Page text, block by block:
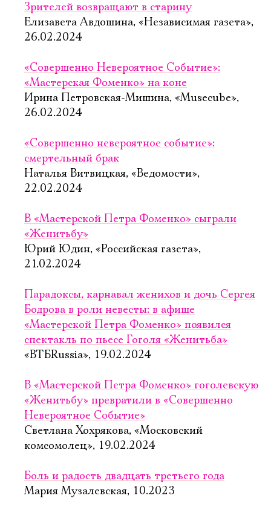
Зрителей возвращают в старину
Елизавета Авдошина, «Независимая газета»,
26.02.2024
«Совершенно Невероятное Событие»:
«Мастерская Фоменко» на коне
Ирина Петровская-Мишина, «Musecube»,
26.02.2024
«Совершенно невероятное событие»:
смертельный брак
Наталья Витвицкая, «Ведомости»,
22.02.2024
В «Мастерской Петра Фоменко» сыграли
«Женитьбу»
Юрий Юдин, «Российская газета»,
21.02.2024
Парадоксы, карнавал женихов и дочь Сергея
Бодрова в роли невесты: в афише
«Мастерской Петра Фоменко» появился
спектакль по пьесе Гоголя «Женитьба»
«ВТБRussia», 19.02.2024
В «Мастерской Петра Фоменко» гоголевскую
«Женитьбу» превратили в «Совершенно
Невероятное Событие»
Светлана Хохрякова, «Московский
комсомолец», 19.02.2024
Боль и радость двадцать третьего года
Мария Музалевская, 10.2023